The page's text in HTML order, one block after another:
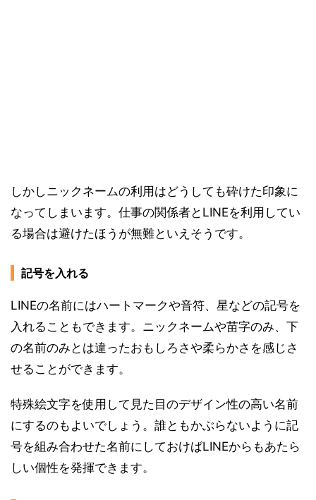
しかしニックネームの利用はどうしても砕けた印象に
なってしまいます。仕事の関係者とLINEを利用してい
る場合は避けたほうが無難といえそうです。
記号を入れる
LINEの名前にはハートマークや音符、星などの記号を
入れることもできます。ニックネームや苗字のみ、下
の名前のみとは違ったおもしろさや柔らかさを感じさ
せることができます。
特殊絵文字を使用して見た目のデザイン性の高い名前
にするのもよいでしょう。誰ともかぶらないように記
号を組み合わせた名前にしておけばLINEからもあたら
しい個性を発揮できます。